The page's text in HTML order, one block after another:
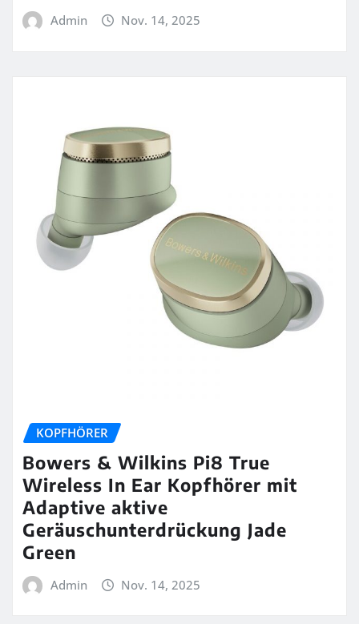
Admin Nov. 14, 2025
KOPFHÖRER
Bowers & Wilkins Pi8 True
Wireless In Ear Kopfhörer mit
Adaptive aktive
Geräuschunterdrückung Jade
Green
Admin Nov. 14, 2025